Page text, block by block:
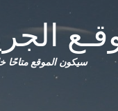
سيكون الموقع متاحًا